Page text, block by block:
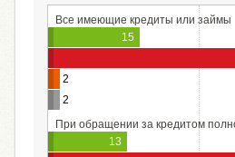
Все имеющие кредиты или займы
15
2
2
При обращении за кредитом
13